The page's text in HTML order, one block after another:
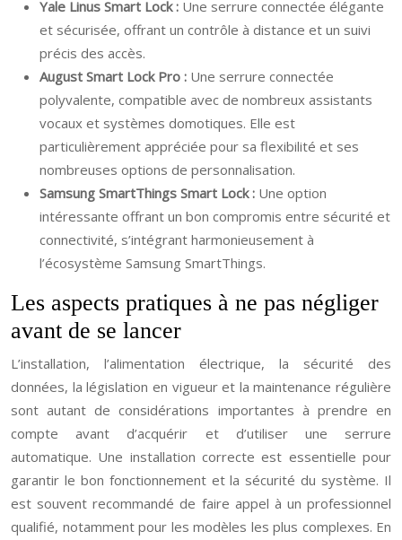
Yale Linus Smart Lock : Une serrure connectée élégante
et sécurisée, offrant un contrôle à distance et un suivi
précis des accès.
August Smart Lock Pro : Une serrure connectée
polyvalente, compatible avec de nombreux assistants
vocaux et systèmes domotiques. Elle est
particulièrement appréciée pour sa flexibilité et ses
nombreuses options de personnalisation.
Samsung SmartThings Smart Lock : Une option
intéressante offrant un bon compromis entre sécurité et
connectivité, s’intégrant harmonieusement à
l’écosystème Samsung SmartThings.
Les aspects pratiques à ne pas négliger
avant de se lancer
L’installation, l’alimentation électrique, la sécurité des
données, la législation en vigueur et la maintenance régulière
sont autant de considérations importantes à prendre en
compte avant d’acquérir et d’utiliser une serrure
automatique. Une installation correcte est essentielle pour
garantir le bon fonctionnement et la sécurité du système. Il
est souvent recommandé de faire appel à un professionnel
qualifié, notamment pour les modèles les plus complexes. En